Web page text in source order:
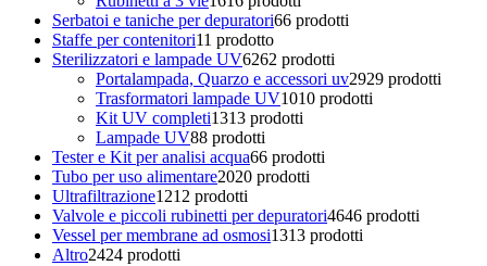
Serbatoi e taniche per depuratori66 prodotti
Staffe per contenitori11 prodotto
Sterilizzatori e lampade UV6262 prodotti
Portalampada, Quarzo e accessori uv2929 prodotti
Trasformatori lampade UV1010 prodotti
Kit UV completi1313 prodotti
Lampade UV88 prodotti
Tester e Kit per analisi acqua66 prodotti
Tubo per uso alimentare2020 prodotti
Ultrafiltrazione1212 prodotti
Valvole e piccoli rubinetti per depuratori4646 prodotti
Vessel per membrane ad osmosi1313 prodotti
Altro2424 prodotti